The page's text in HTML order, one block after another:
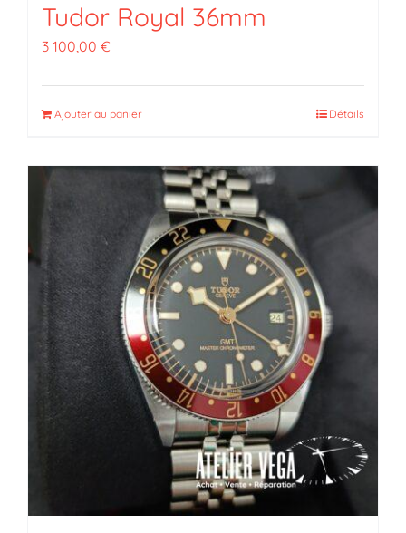
Tudor Royal 36mm
3 100,00 €
Ajouter au panier Détails